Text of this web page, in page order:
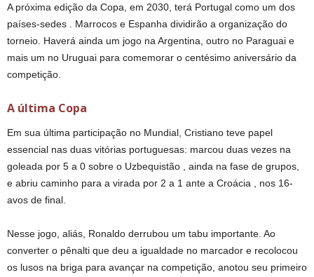
A próxima edição da Copa, em 2030, terá Portugal como um dos
países-sedes . Marrocos e Espanha dividirão a organização do
torneio. Haverá ainda um jogo na Argentina, outro no Paraguai e
mais um no Uruguai para comemorar o centésimo aniversário da
competição.
A última Copa
Em sua última participação no Mundial, Cristiano teve papel
essencial nas duas vitórias portuguesas: marcou duas vezes na
goleada por 5 a 0 sobre o Uzbequistão , ainda na fase de grupos,
e abriu caminho para a virada por 2 a 1 ante a Croácia , nos 16-
avos de final.
Nesse jogo, aliás, Ronaldo derrubou um tabu importante. Ao
converter o pênalti que deu a igualdade no marcador e recolocou
os lusos na briga para avançar na competição, anotou seu primeiro